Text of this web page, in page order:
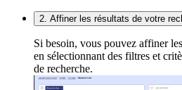
2. Affiner les résultats de votre
Si besoin, vous pouvez affiner
en sélectionnant des filtres et
de recherche.